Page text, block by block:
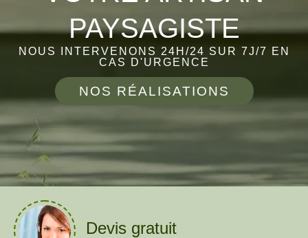
PAYSAGISTE
NOUS INTERVENONS 24H/24 SUR 7J/7 EN
CAS D'URGENCE
NOS RÉALISATIONS
Devis gratuit